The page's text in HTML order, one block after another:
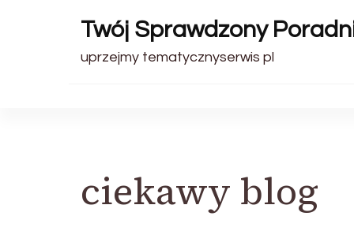
Twój Sprawdzony
uprzejmy tematycznyserwis pl
ciekawy blog